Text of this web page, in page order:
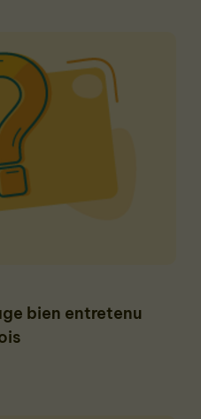
bien entretenu